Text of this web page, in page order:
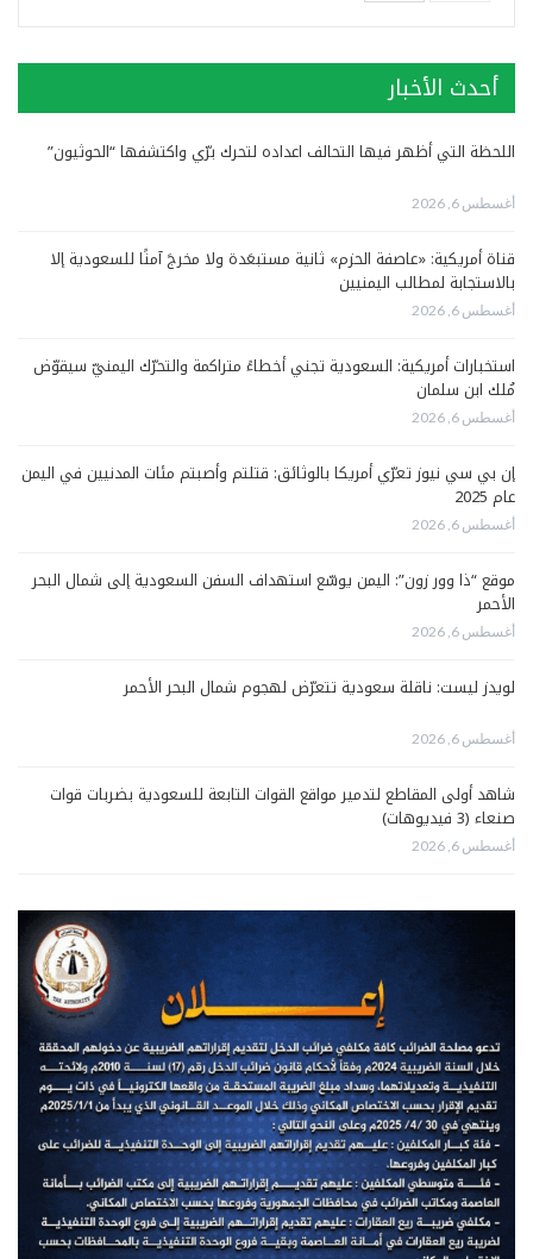
أحدث الأخبار
اللحظة التي أظهر فيها التحالف اعداده لتحرك برّي واكتشفها “الحوثيون”
أغسطس 6, 2026
قناة أمريكية: «عاصفة الحزم» ثانية مستبعَدة ولا مخرجَ آمنًا للسعودية إلا
بالاستجابة لمطالب اليمنيين
أغسطس 6, 2026
استخبارات أمريكية: السعودية تجني أخطاءً متراكمة والتحرّك اليمنيّ سيقوّض
مُلك ابن سلمان
أغسطس 6, 2026
إن بي سي نيوز تعرّي أمريكا بالوثائق: قتلتم وأصبتم مئات المدنيين في اليمن
عام 2025
أغسطس 6, 2026
موقع “ذا وور زون”: اليمن يوسّع استهداف السفن السعودية إلى شمال البحر
الأحمر
أغسطس 6, 2026
لويدز ليست: ناقلة سعودية تتعرّض لهجوم شمال البحر الأحمر
أغسطس 6, 2026
شاهد أولى المقاطع لتدمير مواقع القوات التابعة للسعودية بضربات قوات
صنعاء (3 فيديوهات)
أغسطس 6, 2026